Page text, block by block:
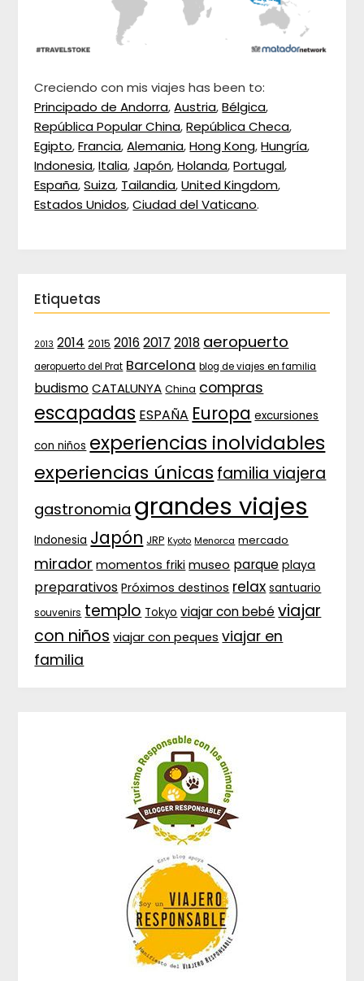
Creciendo con mis viajes has been to:
Principado de Andorra,Austria,Bélgica,
República Popular China,República Checa,
Egipto,Francia,Alemania,Hong Kong,Hungría,
Indonesia,Italia,Japón,Holanda,Portugal,
España,Suiza, Tailandia,United Kingdom,
Estados Unidos,Ciudad del Vaticano.
Etiquetas
2013 2014 2015 2016 2017 2018 aeropuerto
aeropuerto del Prat Barcelona blog de viajes en familia
budismo CATALUNYA China compras
escapadas ESPAÑA Europa excursiones
con niños experiencias inolvidables
experiencias únicas familia viajera
gastronomia grandes viajes
Indonesia Japón JRP Kyoto Menorca mercado
mirador momentos friki museo parque playa
preparativos Próximos destinos relax santuario
souvenirs templo Tokyo viajar con bebé viajar
con niños viajar con peques viajar en
familia